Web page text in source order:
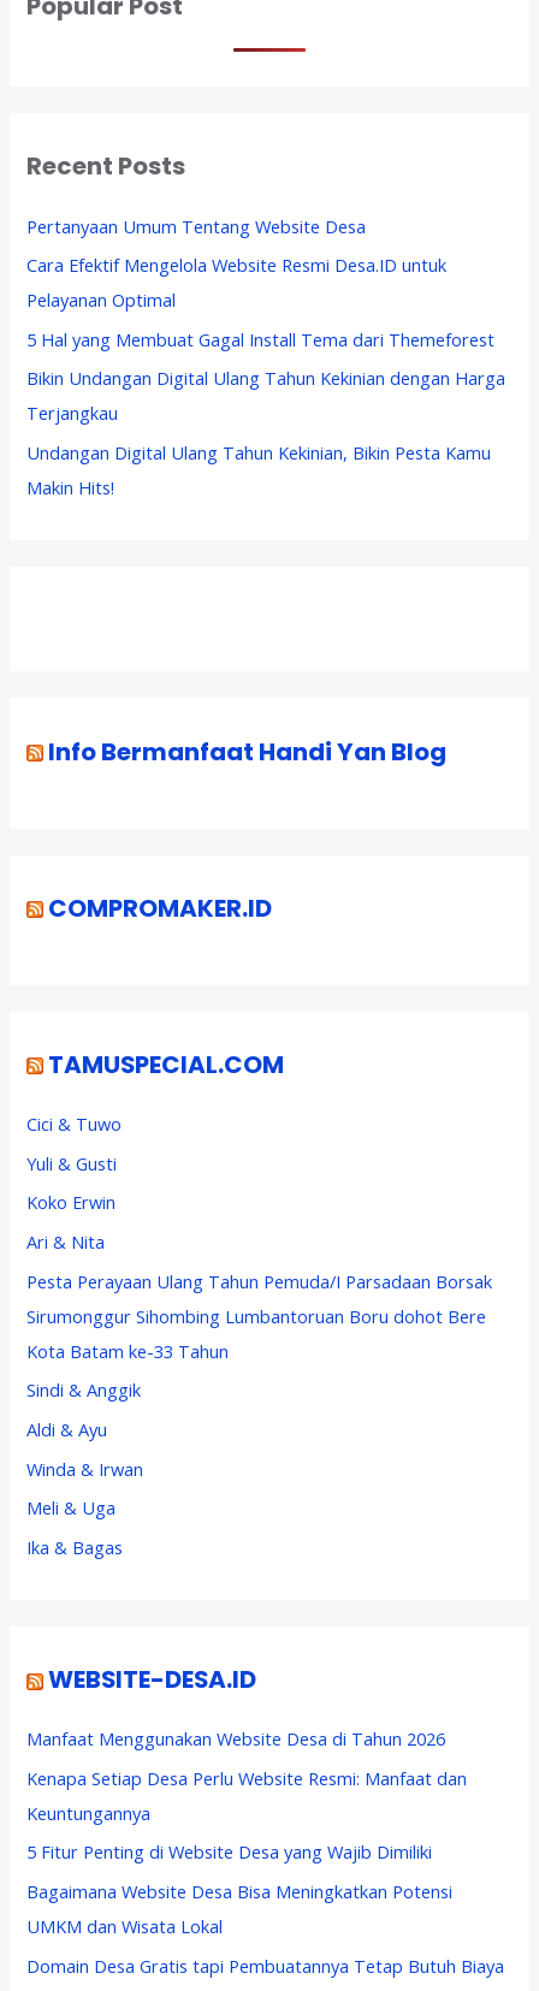
Recent Posts
Pertanyaan Umum Tentang Website Desa
Cara Efektif Mengelola Website Resmi Desa.ID untuk
Pelayanan Optimal
5 Hal yang Membuat Gagal Install Tema dari Themeforest
Bikin Undangan Digital Ulang Tahun Kekinian dengan Harga
Terjangkau
Undangan Digital Ulang Tahun Kekinian, Bikin Pesta Kamu
Makin Hits!
Info Bermanfaat Handi Yan Blog
COMPROMAKER.ID
TAMUSPECIAL.COM
Cici & Tuwo
Yuli & Gusti
Koko Erwin
Ari & Nita
Pesta Perayaan Ulang Tahun Pemuda/I Parsadaan Borsak
Sirumonggur Sihombing Lumbantoruan Boru dohot Bere
Kota Batam ke-33 Tahun
Sindi & Anggik
Aldi & Ayu
Winda & Irwan
Meli & Uga
Ika & Bagas
WEBSITE-DESA.ID
Manfaat Menggunakan Website Desa di Tahun 2026
Kenapa Setiap Desa Perlu Website Resmi: Manfaat dan
Keuntungannya
5 Fitur Penting di Website Desa yang Wajib Dimiliki
Bagaimana Website Desa Bisa Meningkatkan Potensi
UMKM dan Wisata Lokal
Domain Desa Gratis tapi Pembuatannya Tetap Butuh Biaya